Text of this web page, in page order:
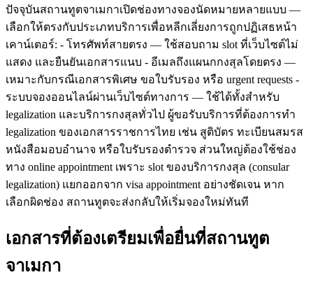
ปัจจุบันสถานทูตจาเมกาเปิดช่องทางจองนัดหมายหลายแบบ —
เลือกให้ตรงกับประเภทบริการเพื่อหลีกเลี่ยงการถูกปฏิเสธหน้า
เคาน์เตอร์: - โทรศัพท์สายตรง — ใช้สอบถาม slot ที่เว็บไซต์ไม่
แสดง และยืนยันเอกสารแนบ - อีเมลถึงแผนกกงสุลโดยตรง —
เหมาะกับกรณีเอกสารพิเศษ ขอใบรับรอง หรือ urgent requests -
ระบบจองออนไลน์ผ่านเว็บไซต์ทางการ — ใช้ได้ทั้งสำหรับ
legalization และบริการกงสุลทั่วไป ผู้ขอรับบริการที่ต้องการทำ
legalization ของเอกสารราชการไทย เช่น สูติบัตร ทะเบียนสมรส
หนังสือมอบอำนาจ หรือใบรับรองตำรวจ ส่วนใหญ่ต้องใช้ช่อง
ทาง online appointment เพราะ slot ของบริการกงสุล (consular
legalization) แยกออกจาก visa appointment อย่างชัดเจน หาก
เลือกผิดช่อง สถานทูตจะส่งกลับให้เริ่มจองใหม่ทันที
เอกสารที่ต้องเตรียมเพื่อยื่นที่สถานทูต
จาเมกา